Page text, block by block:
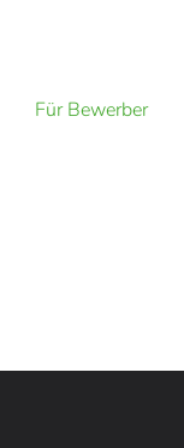
Für Bewerber